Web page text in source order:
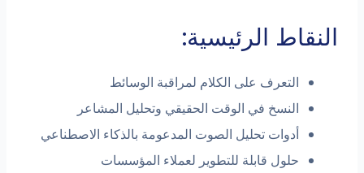
النقاط الرئيسية:
التعرف على الكلام لمراقبة الوسائط
النسخ في الوقت الحقيقي وتحليل المشاعر
أدوات تحليل الصوت المدعومة بالذكاء الاصطناعي
حلول قابلة للتطوير لعملاء المؤسسات